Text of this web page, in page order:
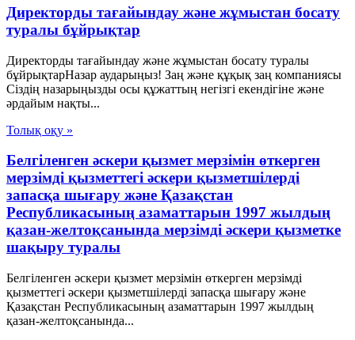
Директорды тағайындау және жұмыстан босату
туралы бұйрықтар
Директорды тағайындау және жұмыстан босату туралы
бұйрықтарНазар аударыңыз! Заң және құқық заң компаниясы
Сіздің назарыңызды осы құжаттың негізгі екендігіне және
әрдайым нақты...
Толық оқу »
Белгiленген әскери қызмет мерзiмiн өткерген
мерзiмдi қызметтегi әскери қызметшiлердi
запасқа шығару және Қазақстан
Республикасының азаматтарын 1997 жылдың
қазан-желтоқсанында мерзiмдi әскери қызметке
шақыру туралы
Белгiленген әскери қызмет мерзiмiн өткерген мерзiмдi
қызметтегi әскери қызметшiлердi запасқа шығару және
Қазақстан Республикасының азаматтарын 1997 жылдың
қазан-желтоқсанында...